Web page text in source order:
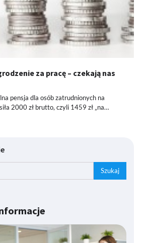
za pracę – czekają nas
pensja dla osób zatrudnionych na
2000 zł brutto, czyli 1459 zł „na…